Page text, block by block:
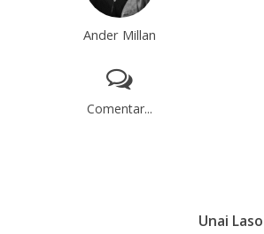
Ander Millan
Comentar...
Unai